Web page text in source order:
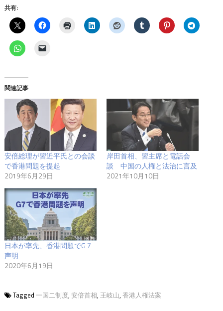
共有:
関連記事
安倍総理が習近平氏との会談
で香港問題を提起
2019年6月29日
岸田首相、習主席と電話会
談 中国の人権と法治に言及
2021年10月10日
日本が率先、香港問題でG７
声明
2020年6月19日
Tagged 一国二制度, 安倍首相, 王岐山, 香港人権法案